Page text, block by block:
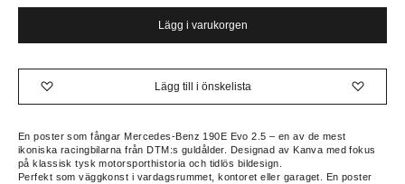
Lägg i varukorgen
Lägg till i önskelista
En poster som fångar Mercedes-Benz 190E Evo 2.5 – en av de mest
ikoniska racingbilarna från DTM:s guldålder. Designad av Kanva med fokus
på klassisk tysk motorsporthistoria och tidlös bildesign.
Perfekt som väggkonst i vardagsrummet, kontoret eller garaget. En poster